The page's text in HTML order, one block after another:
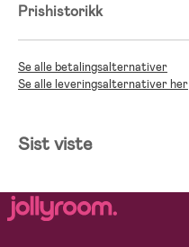
Prishistorikk
Se alle betalingsalternativer
Se alle leveringsalternativer her
Sist viste